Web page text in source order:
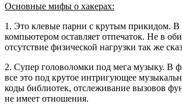
Основные мифы о хакерах:
1. Это клевые парни с крутым прикидом. В
компьютером оставляет отпечаток. Не в
отсутствие физической нагрузки так же
2. Супер головоломки под мега музыку. В
все это под крутое интригующее
коды библиотек, отслеживание вызовов
не имеет отношения.